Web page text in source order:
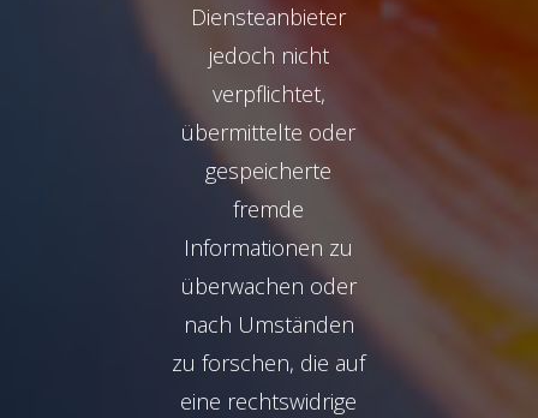
Diensteanbieter
jedoch nicht
verpflichtet,
übermittelte oder
gespeicherte
fremde
Informationen zu
überwachen oder
nach Umständen
zu forschen, die auf
eine rechtswidrige